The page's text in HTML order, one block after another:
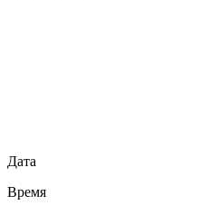
Дата
Время